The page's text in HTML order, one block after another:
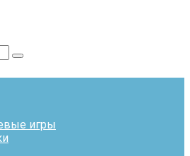
игры